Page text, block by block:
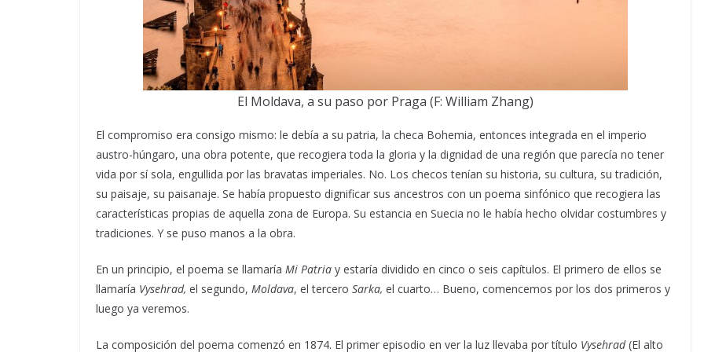
El Moldava, a su paso por Praga (F: William Zhang)
El compromiso era consigo mismo: le debía a su patria, la checa Bohemia, entonces integrada en el imperio
austro-húngaro, una obra potente, que recogiera toda la gloria y la dignidad de una región que parecía no tener
vida por sí sola, engullida por las bravatas imperiales. No. Los checos tenían su historia, su cultura, su tradición,
su paisaje, su paisanaje. Se había propuesto dignificar sus ancestros con un poema sinfónico que recogiera las
características propias de aquella zona de Europa. Su estancia en Suecia no le había hecho olvidar costumbres y
tradiciones. Y se puso manos a la obra.
En un principio, el poema se llamaría Mi Patria y estaría dividido en cinco o seis capítulos. El primero de ellos se
llamaría Vysehrad, el segundo, Moldava, el tercero Sarka, el cuarto… Bueno, comencemos por los dos primeros y
luego ya veremos.
La composición del poema comenzó en 1874. El primer episodio en ver la luz llevaba por título Vysehrad(El alto